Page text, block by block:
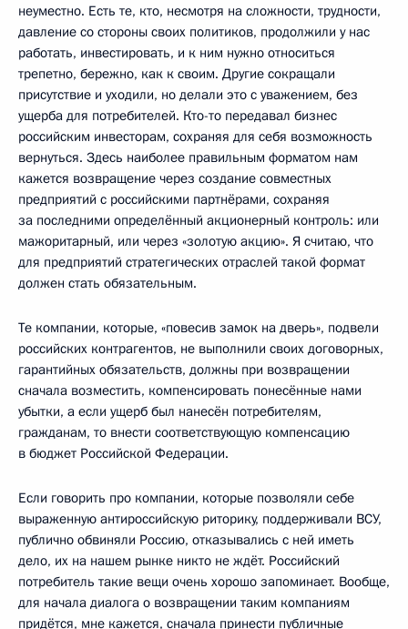
неуместно. Есть те, кто, несмотря на сложности, трудности,
давление со стороны своих политиков, продолжили у нас
работать, инвестировать, и к ним нужно относиться
трепетно, бережно, как к своим. Другие сокращали
присутствие и уходили, но делали это с уважением, без
ущерба для потребителей. Кто-то передавал бизнес
российским инвесторам, сохраняя для себя возможность
вернуться. Здесь наиболее правильным форматом нам
кажется возвращение через создание совместных
предприятий с российскими партнёрами, сохраняя
за последними определённый акционерный контроль: или
мажоритарный, или через «золотую акцию». Я считаю, что
для предприятий стратегических отраслей такой формат
должен стать обязательным.
Те компании, которые, «повесив замок на дверь», подвели
российских контрагентов, не выполнили своих договорных,
гарантийных обязательств, должны при возвращении
сначала возместить, компенсировать понесённые нами
убытки, а если ущерб был нанесён потребителям,
гражданам, то внести соответствующую компенсацию
в бюджет Российской Федерации.
Если говорить про компании, которые позволяли себе
выраженную антироссийскую риторику, поддерживали ВСУ,
публично обвиняли Россию, отказывались с ней иметь
дело, их на нашем рынке никто не ждёт. Российский
потребитель такие вещи очень хорошо запоминает. Вообще,
для начала диалога о возвращении таким компаниям
придётся, мне кажется, сначала принести публичные